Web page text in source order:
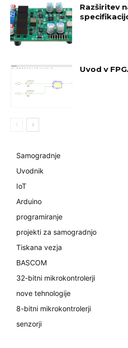
Razširitev
Uvod v
Samogradnje
Uvodnik
IoT
Arduino
programiranje
projekti za samogradnjo
Tiskana vezja
BASCOM
32-bitni mikrokontrolerji
nove tehnologije
8-bitni mikrokontrolerji
senzorji